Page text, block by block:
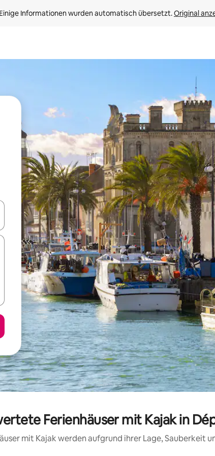
Einige Informationen wurden automatisch übersetzt. Original
nach oben und unten oder erkunde die Ergebnisse
Ferienhäuser mit Kajak in
mit Kajak werden aufgrund ihrer Lage, Sauberkeit